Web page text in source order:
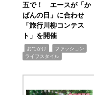
五で！ エースが「か
ばんの日」に合わせ
「旅行川柳コンテス
ト」を開催
おでかけ ファッション
ライフスタイル